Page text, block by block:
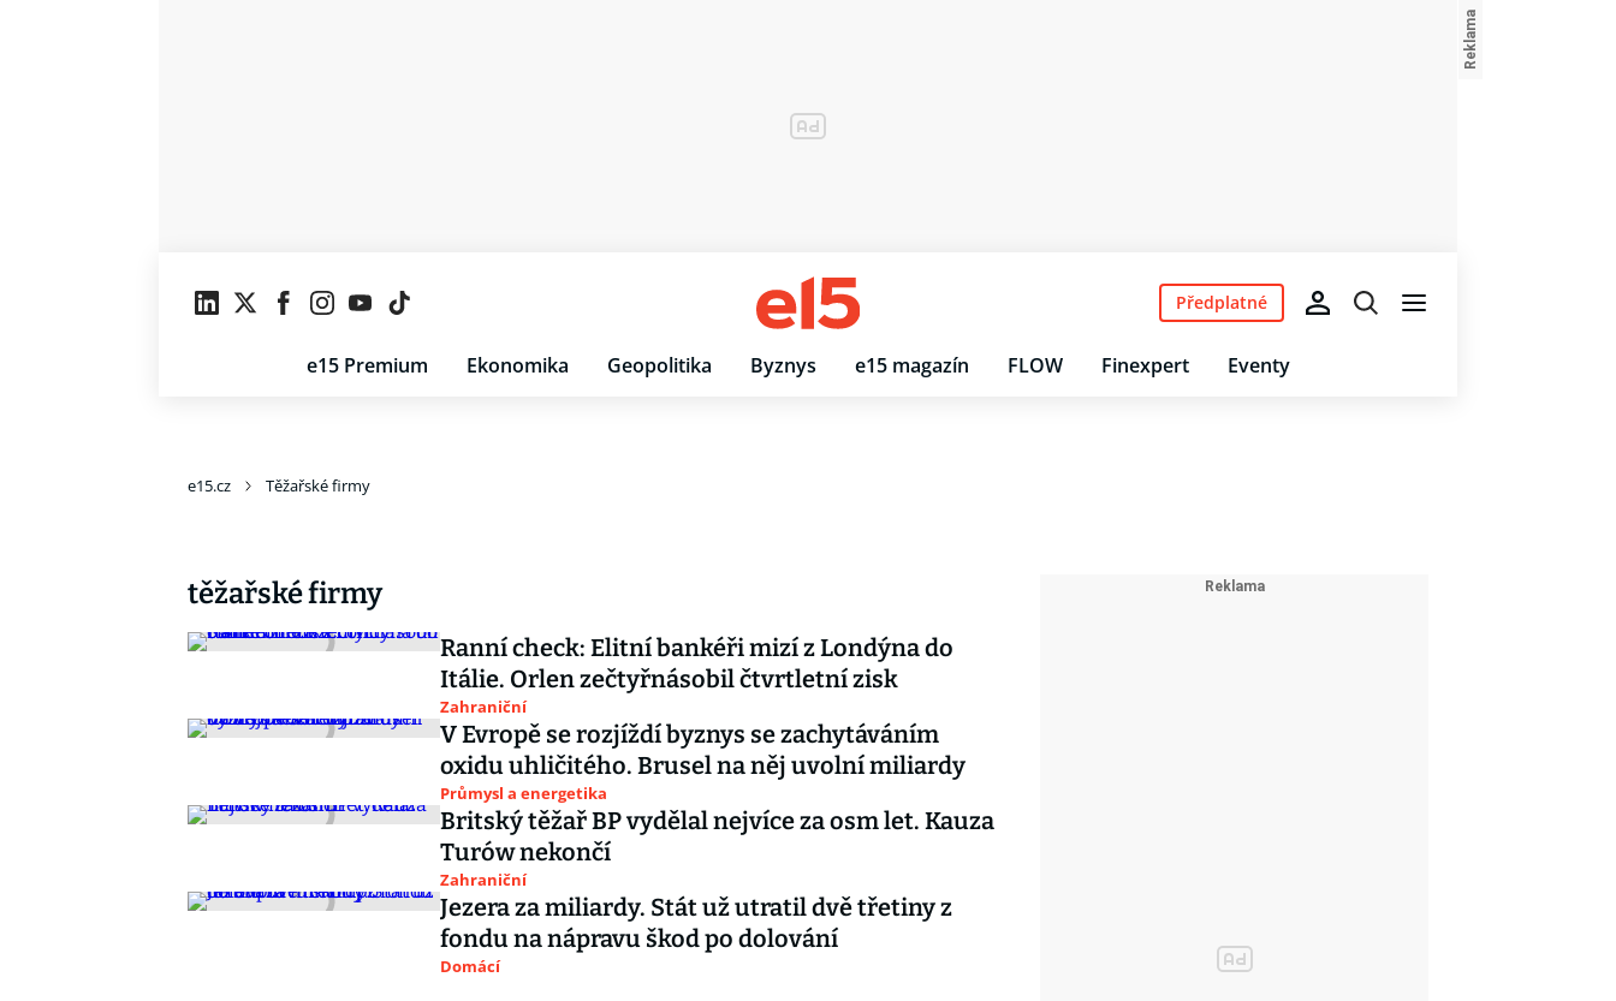
e15 Premium Ekonomika Geopolitika Byznys e15 magazín FLOW Finexpert Eventy
Předplatné
e15.cz Těžařské firmy
těžařské firmy
Ranní check: Elitní bankéři mizí z Londýna do
Itálie. Orlen zečtyřnásobil čtvrtletní zisk
Zahraniční
V Evropě se rozjíždí byznys se zachytáváním
oxidu uhličitého. Brusel na něj uvolní miliardy
Průmysl a energetika
Britský těžař BP vydělal nejvíce za osm let. Kauza
Turów nekončí
Zahraniční
Jezera za miliardy. Stát už utratil dvě třetiny z
fondu na nápravu škod po dolování
Domácí